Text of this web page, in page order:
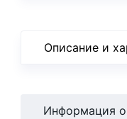
Описание и
Информация